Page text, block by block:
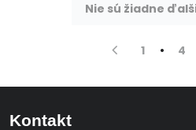
Nie sú žiadne
1 4
Kontakt